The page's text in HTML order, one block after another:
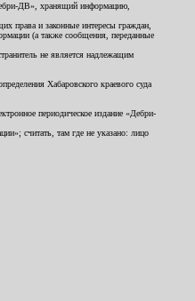
ДВ», хранящий информацию,
права и законные интересы граждан,
(а также сообщения, переданные
не является надлежащим
Хабаровского краевого суда
периодическое издание «Дебри-
считать, там где не указано: лицо